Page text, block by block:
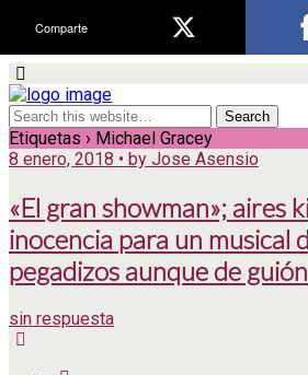
Etiquetas › Michael Gracey
8 enero, 2018 • by Jose Asensio
«El gran showman»; aires
inocencia para un musical
pegadizos aunque de
sin respuesta
Comparte